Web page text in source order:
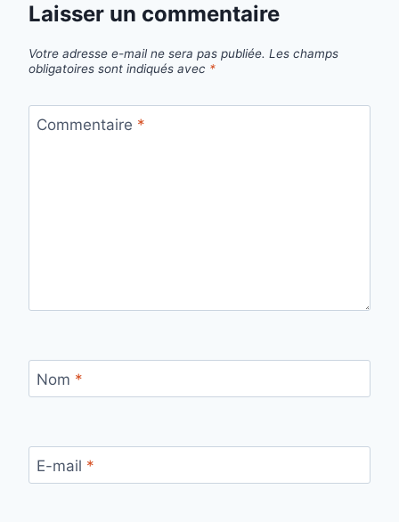
Laisser un commentaire
Votre adresse e-mail ne sera pas publiée. Les champs
obligatoires sont indiqués avec *
Commentaire *
Nom *
E-mail *